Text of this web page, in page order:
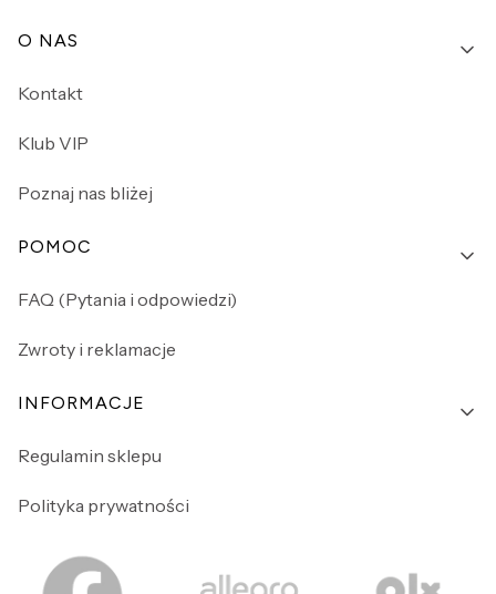
O NAS
Kontakt
Klub VIP
Poznaj nas bliżej
POMOC
FAQ (Pytania i odpowiedzi)
Zwroty i reklamacje
INFORMACJE
Regulamin sklepu
Polityka prywatności